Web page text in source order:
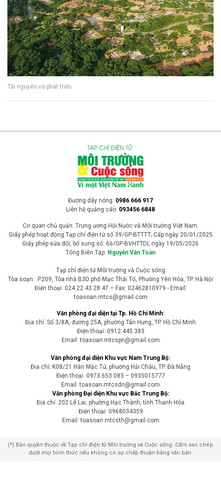
Tài nguyên và phát triển
Đường dây nóng: 0986 666 917
Liên hệ quảng cáo: 093456 6848
Cơ quan chủ quản: Trung ương Hội Nước và Môi trường Việt Nam.
Giấy phép hoạt động Tạp chí điện tử số 39/GP-BTTTT; Cấp ngày 20/01/2025
Giấy phép sửa đổi, bổ sung số: 66/GP-BVHTTDL ngày 19/05/2026
Tổng Biên Tập: Nguyễn Văn Toàn
Tạp chí điện tử Môi trường và Cuộc sống
Tòa soạn : P.209, Tòa nhà B3D phố Mạc Thái Tổ, Phường Yên Hòa, TP. Hà Nội
Điện thoại: 024 22 43 28 47 – Fax: 02462810979 - Email:
toasoan.mtcs@gmail.com
Văn phòng đại diện tại Tp. Hồ Chí Minh:
Địa chỉ: Số 3/8A, đường 25A, phường Tân Hưng, TP. Hồ Chí Minh
Điện thoại: 0912.445.383
Email: toasoan.mtcspn@gmail.com
Văn phòng đại diện Khu vực Nam Trung Bộ:
Địa chỉ: K08/21 Hàn Mặc Tử, phường Hải Châu, TP. Đà Nẵng
Điện thoại: 0973.653.083 – 0935015777
Email: toasoan.mtcsdn@gmail.com
Văn phòng Đại diện Khu vực Bắc Trung Bộ:
Địa chỉ: 202 Lê Lai, phường Hạc Thành, tỉnh Thanh Hóa
Điện thoại: 0968034359
Email: toasoan.mtcsth@gmail.com
(*) Bản quyền thuộc về Tạp chí điện tử Môi trường và Cuộc sống. Cấm sao chép
dưới mọi hình thức nếu không có sự chấp thuận bằng văn bản.